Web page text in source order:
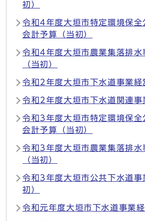
初）
令和4年度大垣市特定環境保全
会計予算（当初）
令和4年度大垣市農業集落排水
（当初）
令和2年度大垣市下水道事業経
令和2年度大垣市下水道関連事
令和3年度大垣市特定環境保全
会計予算（当初）
令和3年度大垣市農業集落排水
（当初）
令和3年度大垣市公共下水道事
初）
令和元年度大垣市下水道事業